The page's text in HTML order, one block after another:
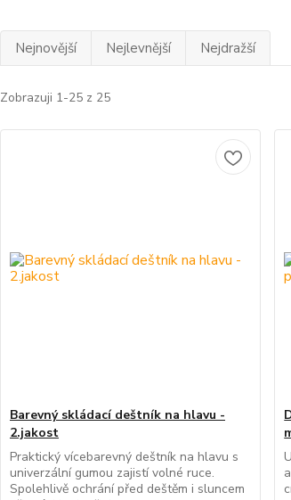
Nejnovější Nejlevnější Nejdražší
Zobrazuji 1-25 z 25
Barevný skládací deštník na hlavu -
2.jakost
Praktický vícebarevný deštník na hlavu s
univerzální gumou zajistí volné ruce.
Spolehlivě ochrání před deštěm i sluncem